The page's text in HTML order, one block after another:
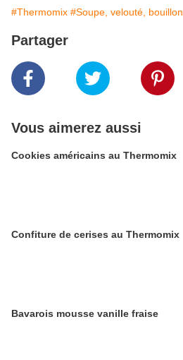
#Thermomix #Soupe, velouté, bouillon
Partager
Vous aimerez aussi
Cookies américains au Thermomix
Confiture de cerises au Thermomix
Bavarois mousse vanille fraise